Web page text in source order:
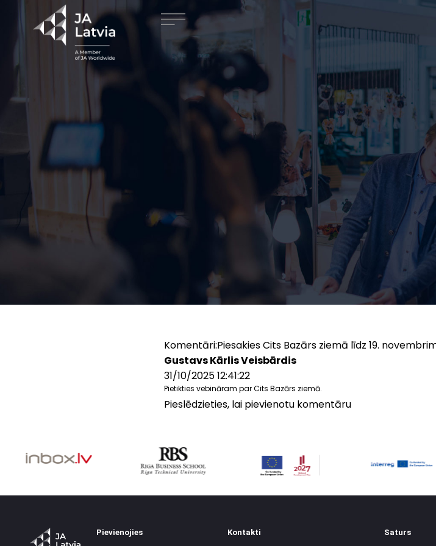
Komentāri:Piesakies Cits Bazārs ziemā līdz 19.
Gustavs Kārlis Veisbārdis
31/10/2025 12:41:22
Pietikties vebināram par Cits Bazārs ziemā.
Pieslēdzieties, lai pievienotu komentāru
Pievienojies Kontakti Saturs